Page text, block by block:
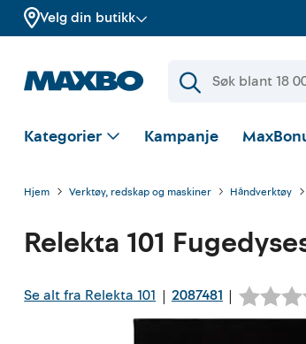
Velg din butikk
Kategorier Kampanje
Hjem Verktøy, redskap og maskiner Håndverktøy
Relekta 101
Se alt fra Relekta 101 | 2087481 |